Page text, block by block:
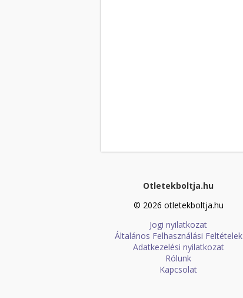
Otletekboltja.hu
© 2026 otletekboltja.hu
Jogi nyilatkozat
Általános Felhasználási Feltételek
Adatkezelési nyilatkozat
Rólunk
Kapcsolat